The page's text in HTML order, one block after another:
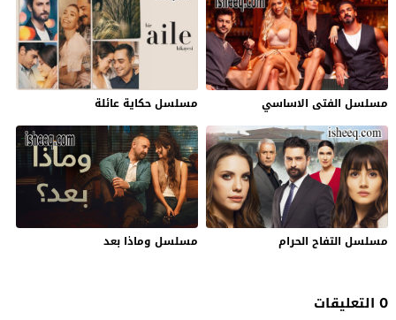
مسلسل الفتى الاساسي مسلسل حكاية عائلة
مسلسل التفاح الحرام مسلسل وماذا بعد
0 التعليقات